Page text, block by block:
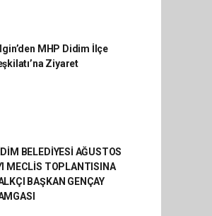
MHP Didim İlçe
Ziyaret
BELEDİYESİ AĞUSTOS
MECLİS TOPLANTISINA
BAŞKAN GENÇAY